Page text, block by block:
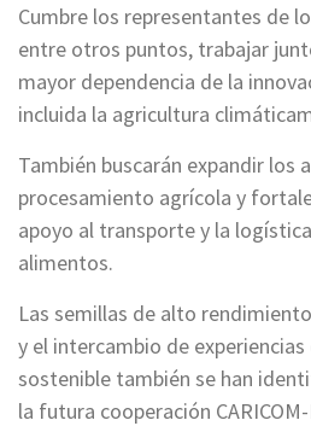
Cumbre los representantes de
entre otros puntos, trabajar
mayor dependencia de la
incluida la agricultura
También buscarán expandir los
procesamiento agrícola y
apoyo al transporte y la
alimentos.
Las semillas de alto
y el intercambio de
sostenible también se han
la futura cooperación